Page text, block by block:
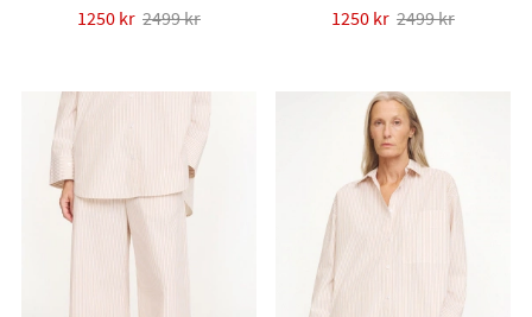
1250 kr 2499 kr 1250 kr 2499 kr